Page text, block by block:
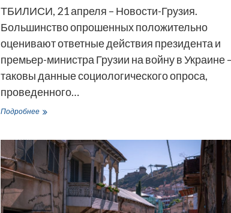
ТБИЛИСИ, 21 апреля – Новости-Грузия.
Большинство опрошенных положительно
оценивают ответные действия президента и
премьер-министра Грузии на войну в Украине
таковы данные социологического опроса,
проведенного…
ПодробнееNDI:
оценивают
реакцию
премьера
Грузии
на
войну
в